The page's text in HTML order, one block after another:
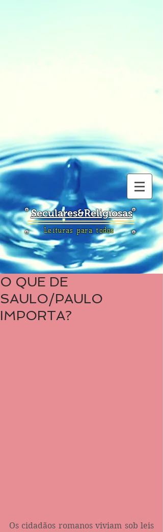
Seculares&Religiosas
Leituras para todos
O QUE DE
SAULO/PAULO
IMPORTA?
Os cidadãos romanos viviam sob leis